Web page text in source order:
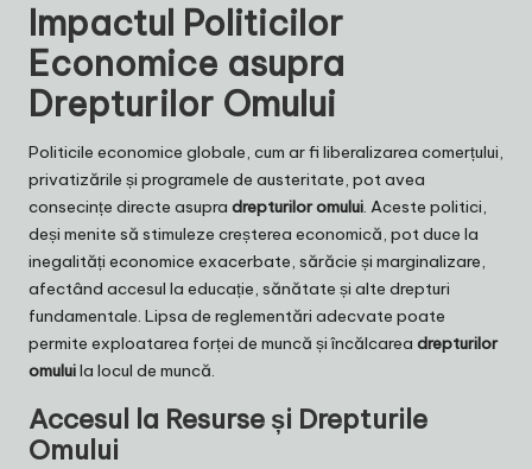
Impactul Politicilor
Economice asupra
Drepturilor Omului
Politicile economice globale, cum ar fi liberalizarea comerțului,
privatizările și programele de austeritate, pot avea
consecințe directe asupra drepturilor omului. Aceste politici,
deși menite să stimuleze creșterea economică, pot duce la
inegalități economice exacerbate, sărăcie și marginalizare,
afectând accesul la educație, sănătate și alte drepturi
fundamentale. Lipsa de reglementări adecvate poate
permite exploatarea forței de muncă și încălcarea drepturilor
omuluila locul de muncă.
Accesul la Resurse și Drepturile
Omului